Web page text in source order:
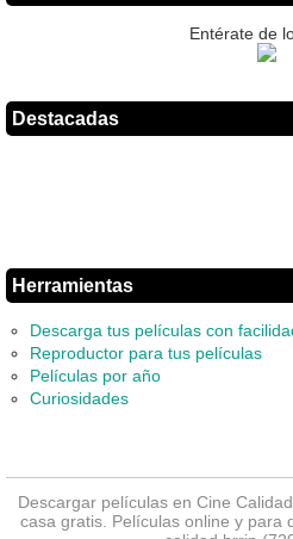
Entérate de
Destacadas
Herramientas
Descarga tus películas con
Reproductor para tus películas
Películas por año
Curiosidades
Descargar películas en Cine
casa gratis. Películas online y para